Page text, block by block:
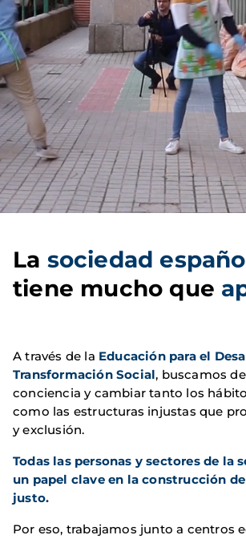
La sociedad
tiene mucho que
A través de la Educación para el
Transformación Social, buscamos
conciencia y cambiar tanto los
como las estructuras injustas que
y exclusión.
Todas las personas y sectores de la
un papel clave en la construcción
justo.
Por eso, trabajamos junto a centros